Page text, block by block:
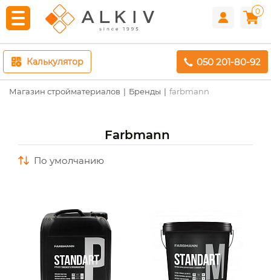
0
Калькулятор 050 201-80-92
Магазин стройматериалов Бренды farbmann
Farbmann
по умолчанию